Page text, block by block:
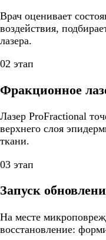
Врач оценивает
воздействия,
лазера.
02 этап
Фракционное
Лазер ProFractional
верхнего слоя
ткани.
03 этап
Запуск
На месте
восстановление: